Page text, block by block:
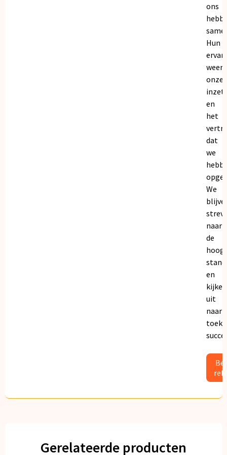
ons
Hun
onze
inzet
en
het
dat
we
We
naar
de
en
kijken
uit
naar
Gerelateerde producten